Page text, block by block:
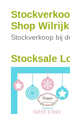
Shop Wilrijk
Stockverkoop bij
Stocksale